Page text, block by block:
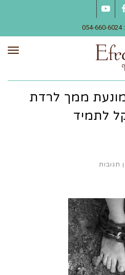
Facebook
YouTube
ממך לרדת
לתמיד
תגובות